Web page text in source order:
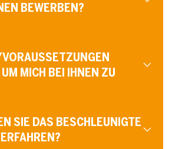
BEWERBEN?
MICH BEI IHNEN ZU
SIE DAS BESCHLEUNIGTE